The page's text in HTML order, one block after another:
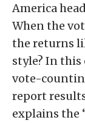
America
When the
the returns
style? In this
vote-
report
explains the